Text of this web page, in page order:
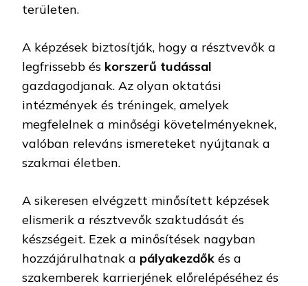
területen.
A képzések biztosítják, hogy a résztvevők a
legfrissebb és korszerű tudással
gazdagodjanak. Az olyan oktatási
intézmények és tréningek, amelyek
megfelelnek a minőségi követelményeknek,
valóban releváns ismereteket nyújtanak a
szakmai életben.
A sikeresen elvégzett minősített képzések
elismerik a résztvevők szaktudását és
készségeit. Ezek a minősítések nagyban
hozzájárulhatnak a pályakezdők és a
szakemberek karrierjének előrelépéséhez és